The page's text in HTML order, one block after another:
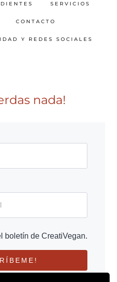
SERVICIOS
CONTACTO
Y REDES SOCIALES
nada!
boletín de CreatiVegan.